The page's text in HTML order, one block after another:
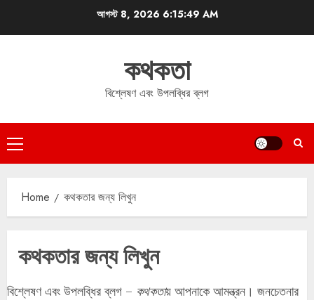
আগস্ট 8, 2026 6:15:49 AM
কথকতা
বিশ্লেষণ এবং উপলব্ধির ব্লগ
Primary
Menu
Home কথকতার জন্য লিখুন
কথকতার জন্য লিখুন
বিশ্লেষণ এবং উপলব্ধির ব্লগ – কথকতায় আপনাকে আমন্ত্রন। জনচেতনার